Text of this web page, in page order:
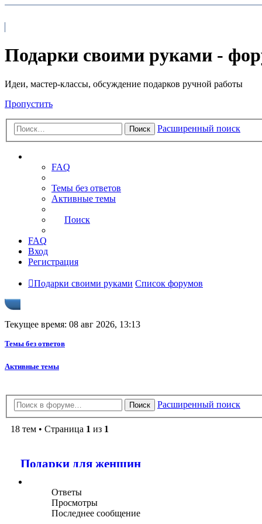
Подарки своими руками -
Идеи, мастер-классы, обсуждение подарков ручной работы
Пропустить
Поиск Расширенный поиск
FAQ
Темы без ответов
Активные темы
Поиск
FAQ
Вход
Регистрация
Подарки своими руками Список форумов
Текущее время: 08 авг 2026, 13:13
Темы без ответов
Активные темы
Поиск Расширенный поиск
18 тем • Страница 1 из 1
Подарки для женщин
Ответы
Просмотры
Последнее сообщение